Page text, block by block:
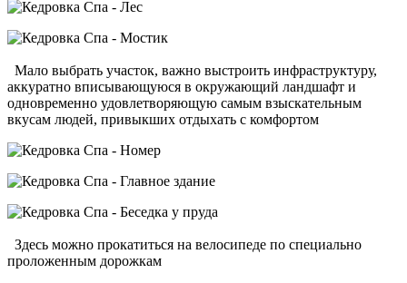
Мало выбрать участок, важно выстроить инфраструктуру,
аккуратно вписывающуюся в окружающий ландшафт и
одновременно удовлетворяющую самым взыскательным
вкусам людей, привыкших отдыхать с комфортом
Здесь можно прокатиться на велосипеде по специально
проложенным дорожкам